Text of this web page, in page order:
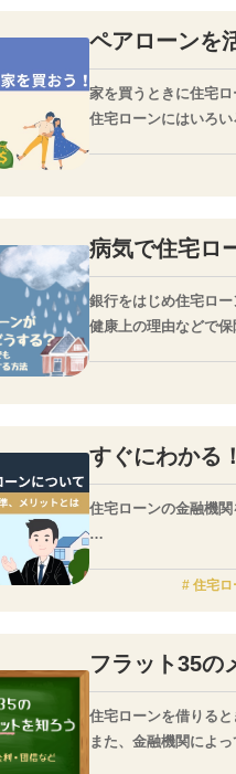
ペアローンを
家を買うときに住宅
住宅ローンにはいろ
今回は、そんなペア
病気で住宅ロ
銀行をはじめ住宅ロ
健康上の理由などで
すぐにわかる
住宅ローンの金融機
そこでこの記事では
や申し込み基準、手
住宅ロ
フラット35の
住宅ローンを借りる
また、金融機関によ